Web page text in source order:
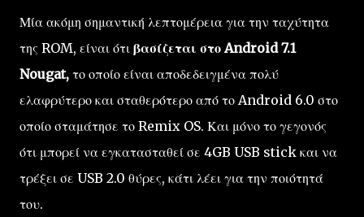
Μία ακόμη σημαντική λεπτομέρεια για την ταχύτητα
της ROM, είναι ότι βασίζεται στο Android 7.1
Nougat, το οποίο είναι αποδεδειγμένα πολύ
ελαφρύτερο και σταθερότερο από το Android 6.0 στο
οποίο σταμάτησε το Remix OS. Και μόνο το γεγονός
ότι μπορεί να εγκατασταθεί σε 4GB USB stick και να
τρέξει σε USB 2.0 θύρες, κάτι λέει για την ποιότητά
του.